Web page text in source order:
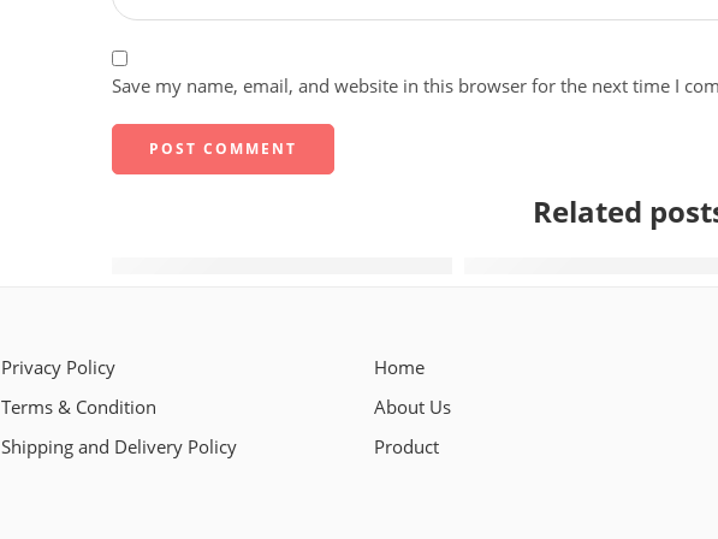
Save my name, email, and website in this browser for the next time I
Related
Privacy Policy
Terms & Condition
Shipping and Delivery Policy
Home
About Us
Product